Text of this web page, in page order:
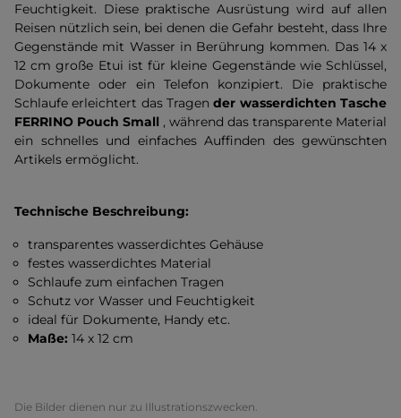
Feuchtigkeit. Diese praktische Ausrüstung wird auf allen
Reisen nützlich sein, bei denen die Gefahr besteht, dass Ihre
Gegenstände mit Wasser in Berührung kommen. Das 14 x
12 cm große Etui ist für kleine Gegenstände wie Schlüssel,
Dokumente oder ein Telefon konzipiert. Die praktische
Schlaufe erleichtert das Tragender wasserdichten Tasche
FERRINO Pouch Small , während das transparente Material
ein schnelles und einfaches Auffinden des gewünschten
Artikels ermöglicht.
Technische Beschreibung:
transparentes wasserdichtes Gehäuse
festes wasserdichtes Material
Schlaufe zum einfachen Tragen
Schutz vor Wasser und Feuchtigkeit
ideal für Dokumente, Handy etc.
Maße: 14 x 12 cm
Die Bilder dienen nur zu Illustrationszwecken.